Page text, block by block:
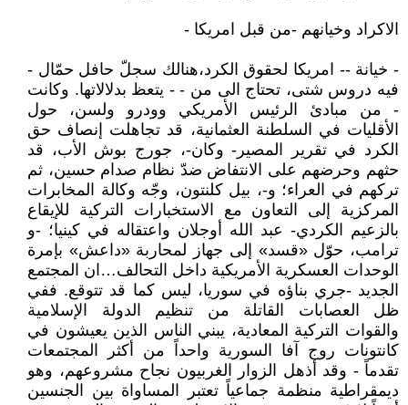
الاكراد وخيانهم -من قبل امريكا -
- خيانة -- امريكا لحقوق الكرد،هنالك سجلّ حافل حمّال -
فيه دروس شتى، تحتاج الى من - - يتعظ بدلالاتها. وكانت
- من مبادئ الرئيس الأمريكي وودرو ولسن، حول
الأقليات في السلطنة العثمانية، قد تجاهلت إنصاف حق
الكرد في تقرير المصير- وكان-، جورج بوش الأب، قد
حثهم وحرضهم على الانتفاض ضدّ نظام صدام حسين، ثم
تركهم في العراء؛ و-، بيل كلنتون، وجّه وكالة المخابرات
المركزية إلى التعاون مع الاستخبارات التركية للإيقاع
بالزعيم الكردي- عبد الله أوجلان واعتقاله في كينيا؛ -و
ترامب، حوّل «قسد» إلى جهاز لمحاربة «داعش» بإمرة
الوحدات العسكرية الأمريكية داخل التحالف…ان المجتمع
الجديد -جري بناؤه في سوريا، ليس كما قد تتوقع. ففي
ظل العصابات القاتلة من تنظيم الدولة الإسلامية
والقوات التركية المعادية، يبني الناس الذين يعيشون في
كانتونات روج آفا السورية واحداً من أكثر المجتمعات
تقدماً - وقد أذهل الزوار الغربيون نجاح مشروعهم، وهو
ديمقراطية منظمة جماعياً تعتبر المساواة بين الجنسين